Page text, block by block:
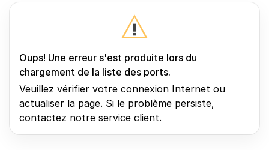
Oups! Une erreur s'est produite lors du
chargement de la liste des ports.
Veuillez vérifier votre connexion Internet ou
actualiser la page. Si le problème persiste,
contactez notre service client.